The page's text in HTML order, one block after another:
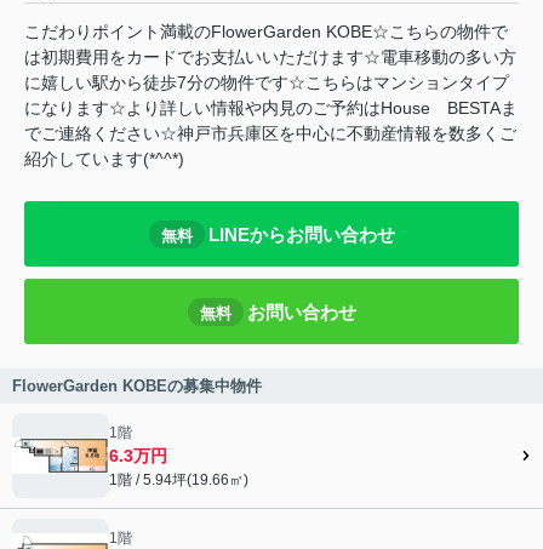
こだわりポイント満載のFlowerGarden KOBE☆こちらの物件で
は初期費用をカードでお支払いいただけます☆電車移動の多い方
に嬉しい駅から徒歩7分の物件です☆こちらはマンションタイプ
になります☆より詳しい情報や内見のご予約はHouse BESTAま
でご連絡ください☆神戸市兵庫区を中心に不動産情報を数多くご
紹介しています(*^^*)
無料 LINEからお問い合わせ
無料 お問い合わせ
FlowerGarden KOBEの募集中物件
1階
6.3万円
1階 / 5.94坪(19.66㎡)
1階